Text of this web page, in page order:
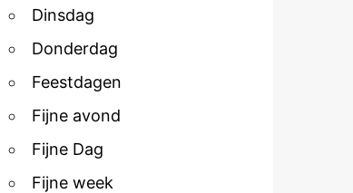
Dinsdag
Donderdag
Feestdagen
Fijne avond
Fijne Dag
Fijne week